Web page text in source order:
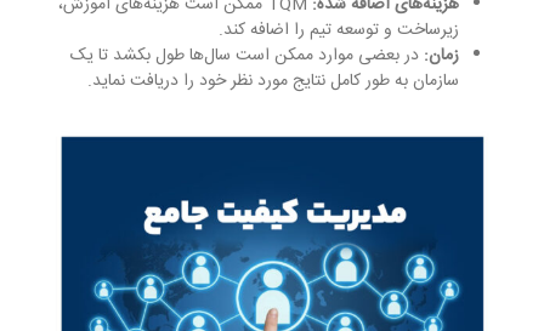
زیرساخت و توسعه تیم را اضافه کند.
زمان: در بعضی موارد ممکن است سال‌ها طول بکشد تا یک
سازمان به طور کامل نتایج مورد نظر خود را دریافت نماید.